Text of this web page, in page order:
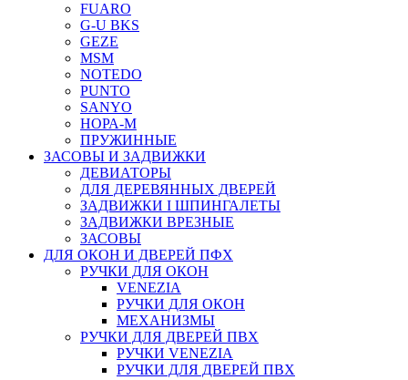
FUARO
G-U BKS
GEZE
MSM
NOTEDO
PUNTO
SANYO
НОРА-М
ПРУЖИННЫЕ
ЗАСОВЫ И ЗАДВИЖКИ
ДЕВИАТОРЫ
ДЛЯ ДЕРЕВЯННЫХ ДВЕРЕЙ
ЗАДВИЖКИ I ШПИНГАЛЕТЫ
ЗАДВИЖКИ ВРЕЗНЫЕ
ЗАСОВЫ
ДЛЯ ОКОН И ДВЕРЕЙ ПФХ
РУЧКИ ДЛЯ ОКОН
VENEZIA
РУЧКИ ДЛЯ ОКОН
МЕХАНИЗМЫ
РУЧКИ ДЛЯ ДВЕРЕЙ ПВХ
РУЧКИ VENEZIA
РУЧКИ ДЛЯ ДВЕРЕЙ ПВХ